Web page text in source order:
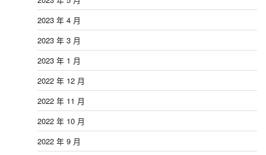
2023 年 4 月
2023 年 3 月
2023 年 1 月
2022 年 12 月
2022 年 11 月
2022 年 10 月
2022 年 9 月